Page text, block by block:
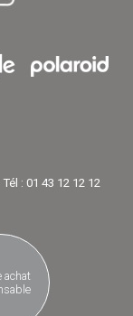
: 01 43 12 12 12
achat